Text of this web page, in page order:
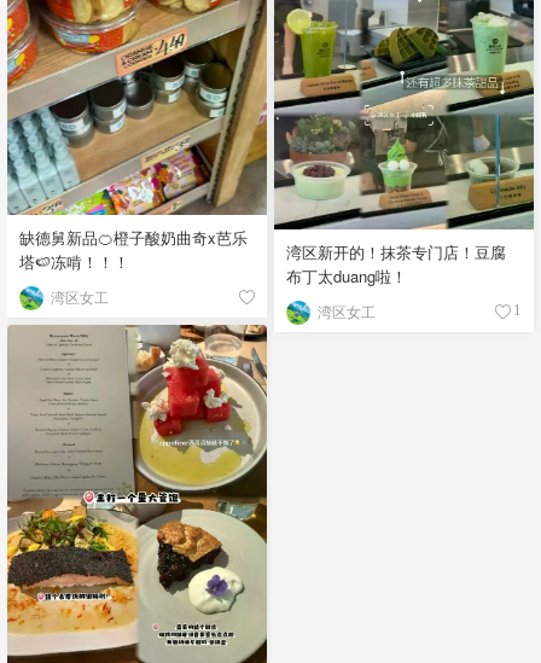
缺德舅新品🍊橙子酸奶曲奇x芭乐
塔🍉冻啃！！！
湾区女工
湾区新开的！抹茶专门店！豆腐
布丁太duang啦！
湾区女工 1